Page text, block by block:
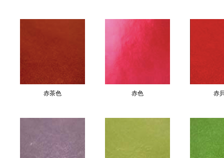
赤茶色 赤色 赤